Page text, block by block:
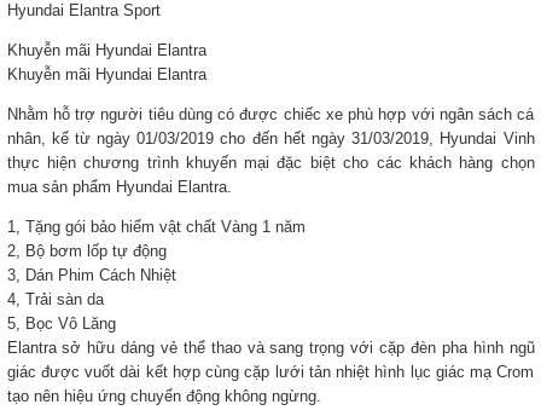
Hyundai Elantra Sport
Khuyễn mãi Hyundai Elantra
Khuyễn mãi Hyundai Elantra
Nhằm hỗ trợ người tiêu dùng có được chiếc xe phù hợp với ngân sách cá
nhân, kể từ ngày 01/03/2019 cho đến hết ngày 31/03/2019, Hyundai Vinh
thực hiện chương trình khuyến mại đặc biệt cho các khách hàng chọn
mua sản phẩm Hyundai Elantra.
1, Tặng gói bảo hiểm vật chất Vàng 1 năm
2, Bộ bơm lốp tự động
3, Dán Phim Cách Nhiệt
4, Trải sàn da
5, Bọc Vô Lăng
Elantra sở hữu dáng vẻ thể thao và sang trọng với cặp đèn pha hình ngũ
giác được vuốt dài kết hợp cùng cặp lưới tản nhiệt hình lục giác mạ Crom
tạo nên hiệu ứng chuyển động không ngừng.